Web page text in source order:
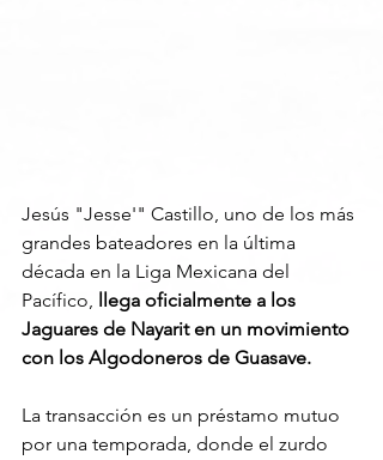
Jesús "Jesse'" Castillo, uno de los más
grandes bateadores en la última
década en la Liga Mexicana del
Pacífico, llega oficialmente a los
Jaguares de Nayarit en un movimiento
con los Algodoneros de Guasave.
La transacción es un préstamo mutuo
por una temporada, donde el zurdo